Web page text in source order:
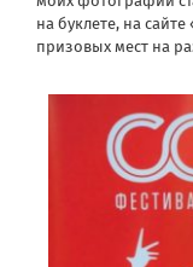
на буклете, на
призовых мест на